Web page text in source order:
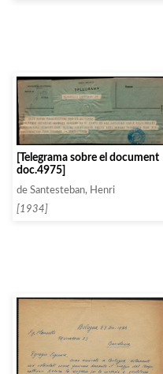
[Telegrama sobre el document
doc.4975]
de Santesteban, Henri
[1934]